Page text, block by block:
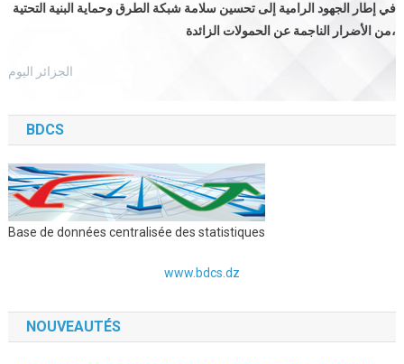
في إطار الجهود الرامية إلى تحسين سلامة شبكة الطرق وحماية البنية التحتية
من الأضرار الناجمة عن الحمولات الزائدة،
الجزائر اليوم
BDCS
Base de données centralisée des statistiques
www.bdcs.dz
NOUVEAUTÉS